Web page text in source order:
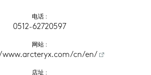
电话 :
0512-62720597‬
网站 :
cn/en/
店址 :